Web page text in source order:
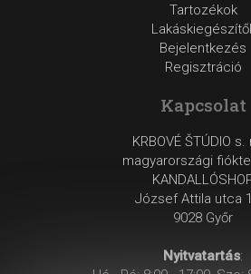
Tartozékok
Bejelentkezés
Regisztráció
Kapcsolat
KRBOVÉ ŠTÚDIO s.
magyarországi
József Attila utca
9028 Győr
Nyitvatartás: